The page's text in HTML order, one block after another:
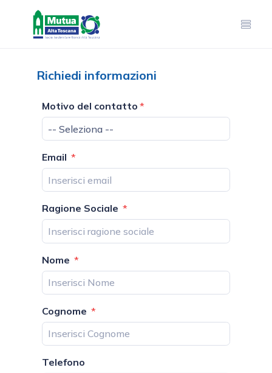
Richiedi informazioni
Motivo del contatto
-- Seleziona --
Email
Ragione Sociale
Nome
Cognome
Telefono